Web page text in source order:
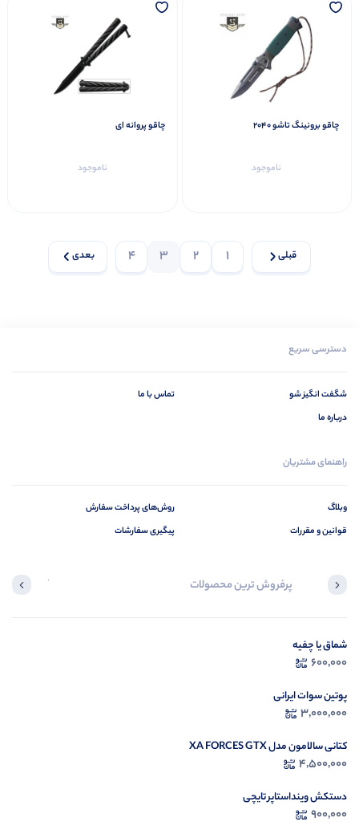
چاقو برونینگ تاشو ۲۰۴۰
ناموجود
چاقو پروانه ای
ناموجود
قبلی 1
2
3
4 بعدی
دسترسی سریع
شگفت انگیز شو
درباره ما
تماس با ما
راهنمای مشتریان
وبلاگ
قوانین و مقررات
روش‌های پرداخت سفارش
پیگیری سفارشات
پرفروش ترین محصولات آخرین
شماق یا چفیه
600,000
پوتین سوات ایرانی
3,000,000
کتانی سالامون مدل XA FORCES GTX
4,500,000
دستکش وینداستاپر تایچی
900,000